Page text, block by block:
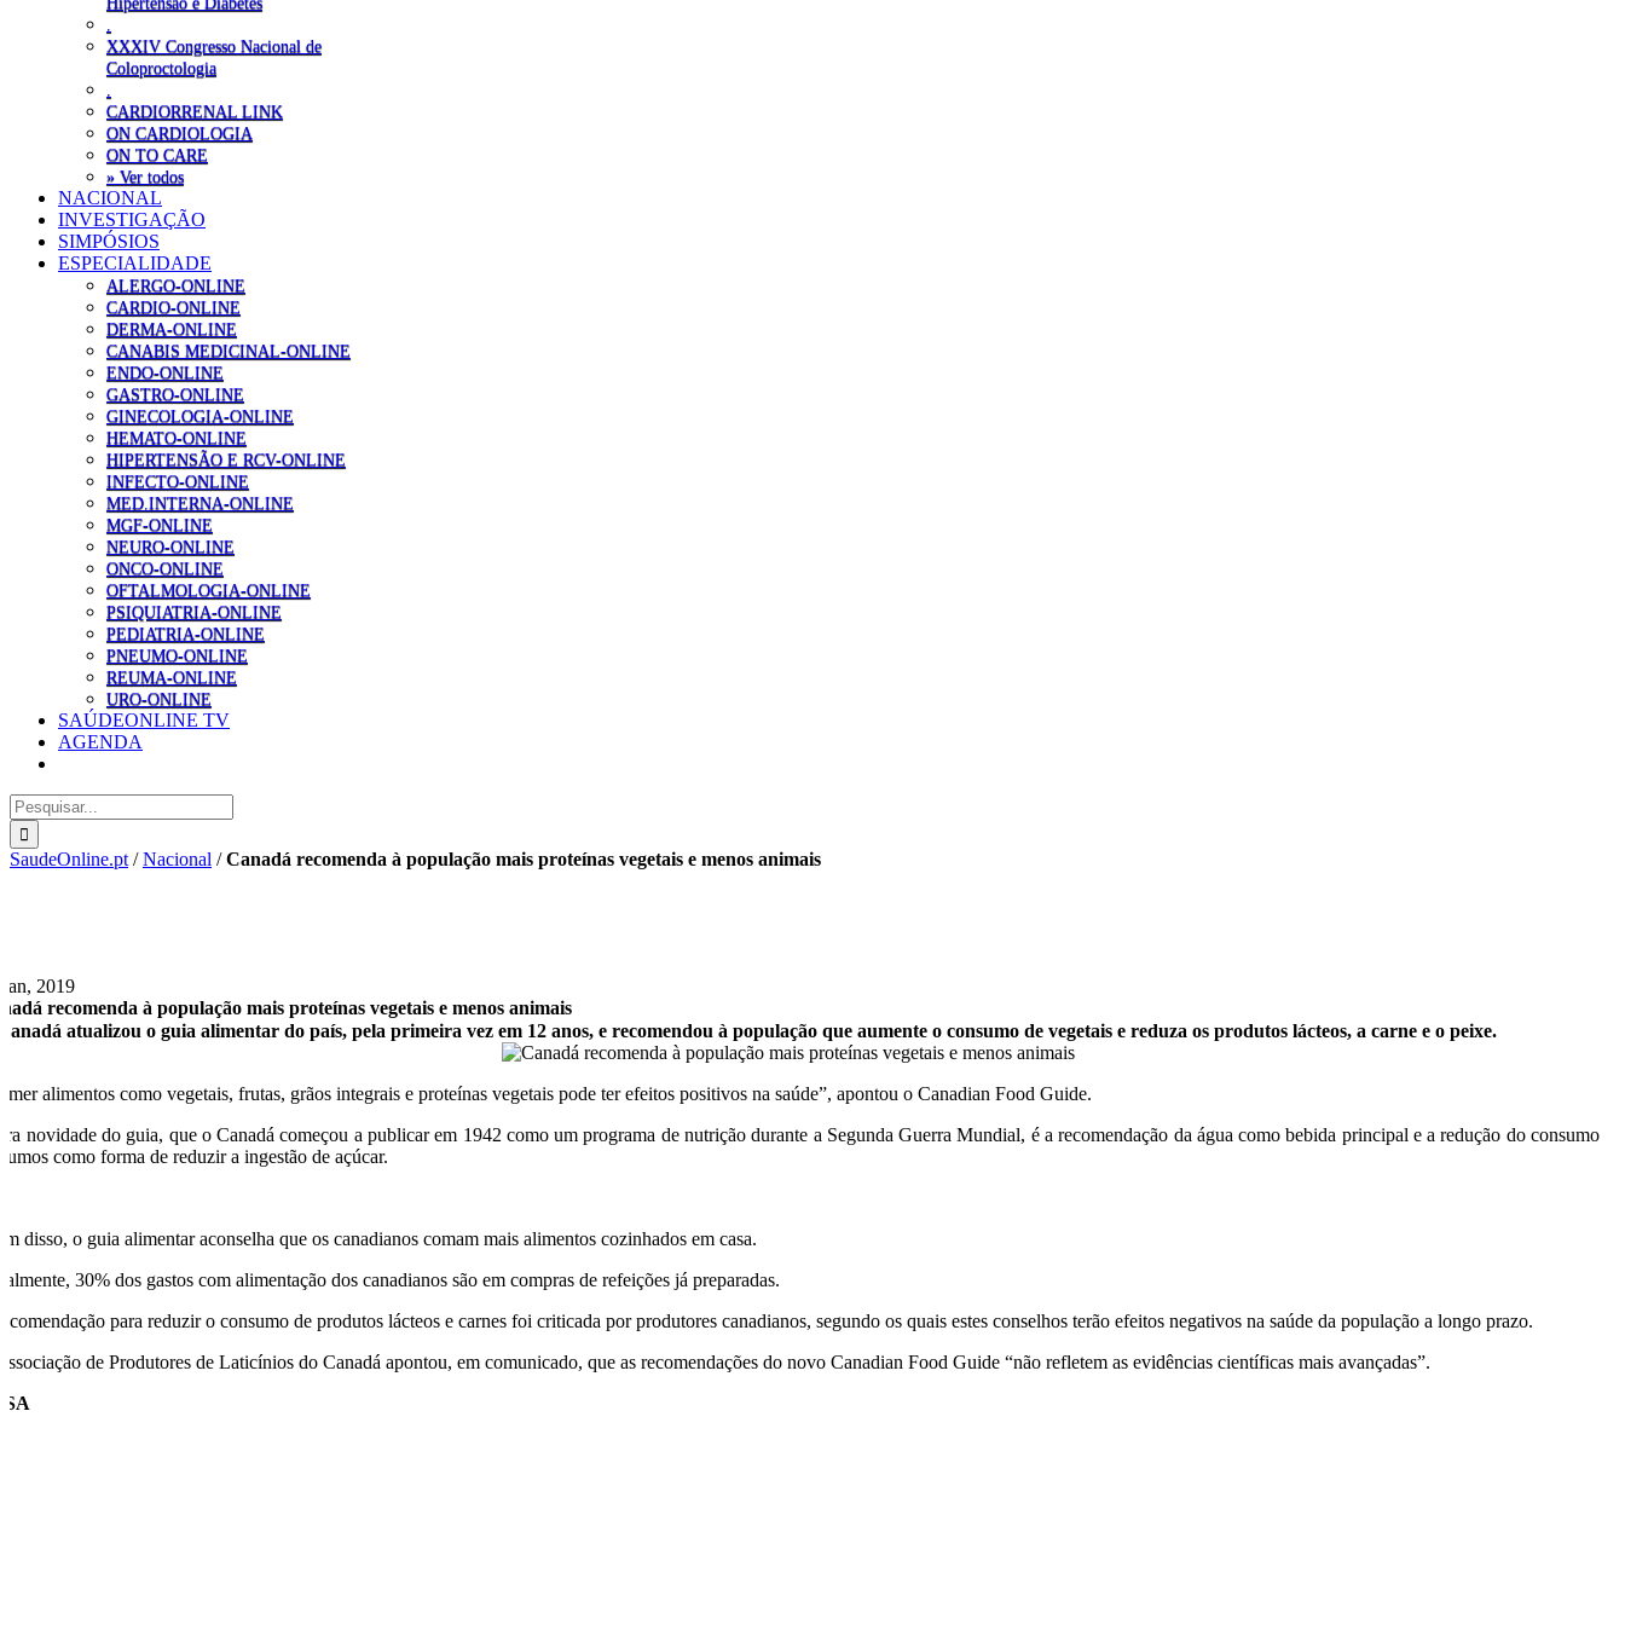
XXXIV Congresso Nacional de
Coloproctologia
CARDIORRENAL LINK
ON CARDIOLOGIA
ON TO CARE
» Ver todos
NACIONAL
INVESTIGAÇÃO
SIMPÓSIOS
ESPECIALIDADE
ALERGO-ONLINE
CARDIO-ONLINE
DERMA-ONLINE
CANABIS MEDICINAL-ONLINE
ENDO-ONLINE
GASTRO-ONLINE
GINECOLOGIA-ONLINE
HEMATO-ONLINE
HIPERTENSÃO E RCV-ONLINE
INFECTO-ONLINE
MED.INTERNA-ONLINE
MGF-ONLINE
NEURO-ONLINE
ONCO-ONLINE
OFTALMOLOGIA-ONLINE
PSIQUIATRIA-ONLINE
PEDIATRIA-ONLINE
PNEUMO-ONLINE
REUMA-ONLINE
URO-ONLINE
SAÚDEONLINE TV
AGENDA
Pesquisar
SaudeOnline.pt /Nacional /Canadá recomenda à população mais proteínas vegetais e menos animais
2019
recomenda à população mais proteínas vegetais e menos animais
atualizou o guia alimentar do país, pela primeira vez em 12 anos, e recomendou à população que aumente o consumo de vegetais e reduza os produtos lácteos, a carne e o peixe.
alimentos como vegetais, frutas, grãos integrais e proteínas vegetais pode ter efeitos positivos na saúde”, apontou o Canadian Food Guide.
novidade do guia, que o Canadá começou a publicar em 1942 como um programa de nutrição durante a Segunda Guerra Mundial, é a recomendação da água como bebida principal e a redução do consumo
como forma de reduzir a ingestão de açúcar.
disso, o guia alimentar aconselha que os canadianos comam mais alimentos cozinhados em casa.
30% dos gastos com alimentação dos canadianos são em compras de refeições já preparadas.
para reduzir o consumo de produtos lácteos e carnes foi criticada por produtores canadianos, segundo os quais estes conselhos terão efeitos negativos na saúde da população a longo prazo.
de Produtores de Laticínios do Canadá apontou, em comunicado, que as recomendações do novo Canadian Food Guide “não refletem as evidências científicas mais avançadas”.